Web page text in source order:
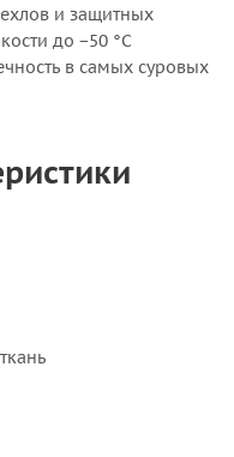
и защитных
до −50 °C
в самых суровых